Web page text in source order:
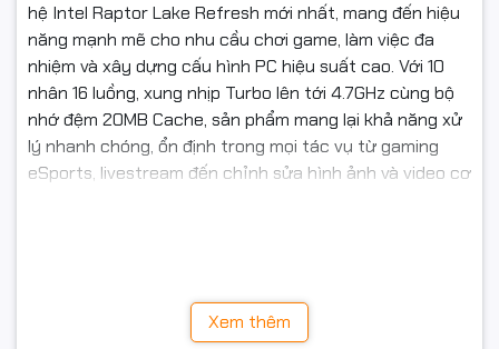
hệ Intel Raptor Lake Refresh mới nhất, mang đến hiệu
năng mạnh mẽ cho nhu cầu chơi game, làm việc đa
nhiệm và xây dựng cấu hình PC hiệu suất cao. Với 10
nhân 16 luồng, xung nhịp Turbo lên tới 4.7GHz cùng bộ
nhớ đệm 20MB Cache, sản phẩm mang lại khả năng xử
lý nhanh chóng, ổn định trong mọi tác vụ từ gaming
eSports, livestream đến chỉnh sửa hình ảnh và video cơ
– Đa nhiệm mượt mà, xử lý
Xem thêm